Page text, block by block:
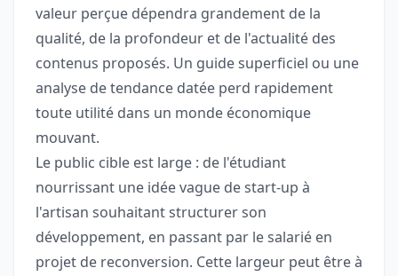
valeur perçue dépendra grandement de la
qualité, de la profondeur et de l'actualité des
contenus proposés. Un guide superficiel ou une
analyse de tendance datée perd rapidement
toute utilité dans un monde économique
mouvant.
Le public cible est large : de l'étudiant
nourrissant une idée vague de start-up à
l'artisan souhaitant structurer son
développement, en passant par le salarié en
projet de reconversion. Cette largeur peut être à